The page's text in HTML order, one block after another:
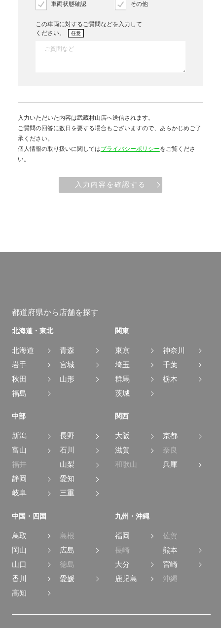
車両状態確認 その他
この車両に対するご質問などを入力して
ください。
任意
入力いただいた内容は武蔵村山店へ送信されます。
ご質問の回答に数日を要する場合もございますので、あらかじめご了
承ください。
個人情報の取り扱いに関してはプライバシーポリシーをご覧くださ
い。
入力内容を確認する
都道府県から店舗を探す
北海道・東北
北海道
青森
岩手
宮城
秋田
山形
福島
関東
東京
神奈川
埼玉
千葉
群馬
栃木
茨城
中部
新潟
長野
富山
石川
福井
山梨
静岡
愛知
岐阜
三重
関西
大阪
京都
滋賀
奈良
和歌山
兵庫
中国・四国
鳥取
島根
岡山
広島
山口
徳島
香川
愛媛
高知
九州・沖縄
福岡
佐賀
長崎
熊本
大分
宮崎
鹿児島
沖縄